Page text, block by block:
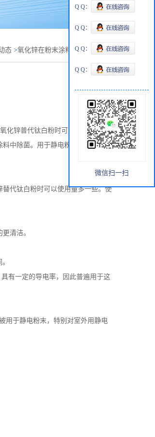
态 >氧化锌在粉末涂料中的六大作用
锌普代钛白粉时可以使用量多一
中除菌。用于静电粉末中同样具有
代钛白粉时可以使用量多一些。使
清洁。
有一定的导电率，因此普遍用于这
用于静电粉末，特别对室外用静电
Q Q：
Q Q：
Q Q：
Q Q：
微信扫一扫